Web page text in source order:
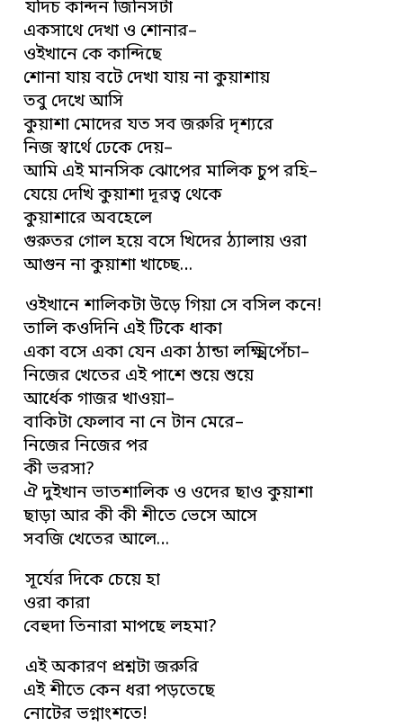
যদিচ কান্দন জিনিসটা
একসাথে দেখা ও শোনার–
ওইখানে কে কান্দিছে
শোনা যায় বটে দেখা যায় না কুয়াশায়
তবু দেখে আসি
কুয়াশা মোদের যত সব জরুরি দৃশ্যরে
নিজ স্বার্থে ঢেকে দেয়–
আমি এই মানসিক ঝোপের মালিক চুপ রহি–
যেয়ে দেখি কুয়াশা দূরত্ব থেকে
কুয়াশারে অবহেলে
গুরুতর গোল হয়ে বসে খিদের ঠ্যালায় ওরা
আগুন না কুয়াশা খাচ্ছে…
ওইখানে শালিকটা উড়ে গিয়া সে বসিল কনে!
তালি কওদিনি এই টিকে ধাকা
একা বসে একা যেন একা ঠান্ডা লক্ষ্মিপেঁচা–
নিজের খেতের এই পাশে শুয়ে শুয়ে
আর্ধেক গাজর খাওয়া–
বাকিটা ফেলাব না নে টান মেরে–
নিজের নিজের পর
কী ভরসা?
ঐ দুইখান ভাতশালিক ও ওদের ছাও কুয়াশা
ছাড়া আর কী কী শীতে ভেসে আসে
সবজি খেতের আলে…
সূর্যের দিকে চেয়ে হা
ওরা কারা
বেহুদা তিনারা মাপছে লহমা?
এই অকারণ প্রশ্নটা জরুরি
এই শীতে কেন ধরা পড়তেছে
নোটের ভগ্নাংশতে!